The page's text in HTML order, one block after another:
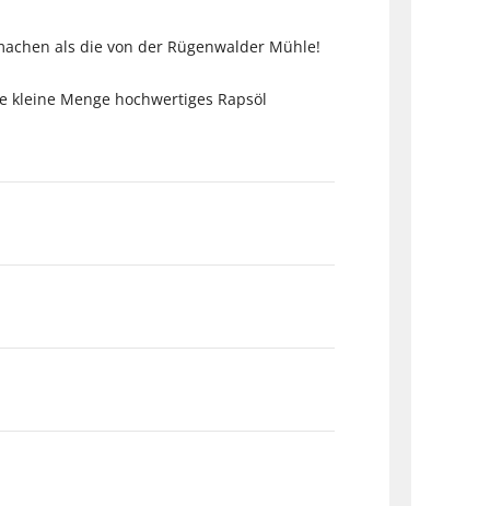
als die von der Rügenwalder Mühle!
kleine Menge hochwertiges Rapsöl